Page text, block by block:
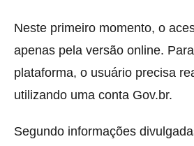
Neste primeiro momento, o
apenas pela versão online.
plataforma, o usuário precisa
utilizando uma conta Gov.br.
Segundo informações